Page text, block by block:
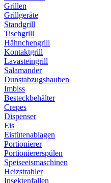
Grillen
Grillgeräte
Standgrill
Tischgrill
Hähnchengrill
Kontaktgrill
Lavasteingrill
Salamander
Dunstabzugshauben
Imbiss
Besteckbehälter
Crepes
Dispenser
Eis
Eistütenablagen
Portionierer
Portioniererspülen
Speiseeismaschinen
Heizstrahler
Insektenfallen